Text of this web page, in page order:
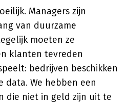
Managers zijn
van duurzame
moeten ze
klanten tevreden
bedrijven beschikken
data. We hebben een
die niet in geld zijn uit te